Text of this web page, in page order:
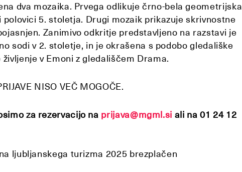
dva mozaika. Prvega odlikuje črno-bela geometrijska
polovici 5. stoletja. Drugi mozaik prikazuje skrivnostne
Zanimivo odkritje predstavljeno na razstavi je
sodi v 2. stoletje, in je okrašena s podobo gledališke
v Emoni z gledališčem Drama.
NISO VEČ MOGOČE.
za rezervacijo na prijava@mgml.si ali na 01 24 12
ljubljanskega turizma 2025 brezplačen